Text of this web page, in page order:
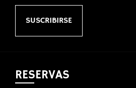
SUSCRIBIRSE
RESERVAS